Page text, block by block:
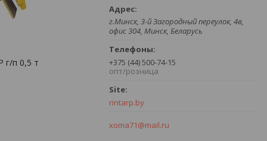
г/п 0,5 т
г.Минск, 3-й Загородный переулок, 4в,
офис 304, Минск, Беларусь
+375 (44) 500-74-15
опт/розница
rintarp.by
xoma71@mail.ru